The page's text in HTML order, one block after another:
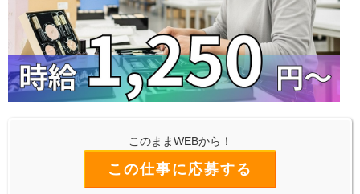
このままWEBから！
この仕事に応募する